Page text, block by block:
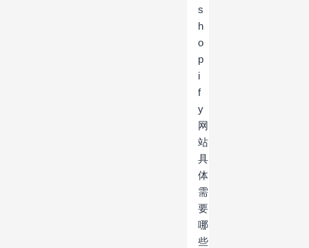
s
h
o
p
i
f
y
网
站
具
体
需
要
哪
些